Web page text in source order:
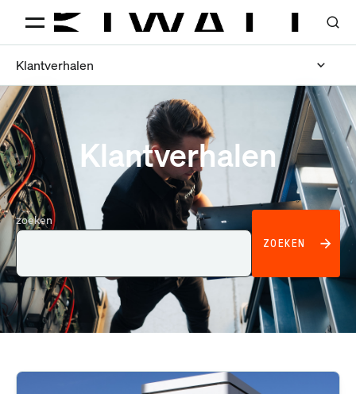
Klantverhalen
Klantverhalen
zoeken
ZOEKEN